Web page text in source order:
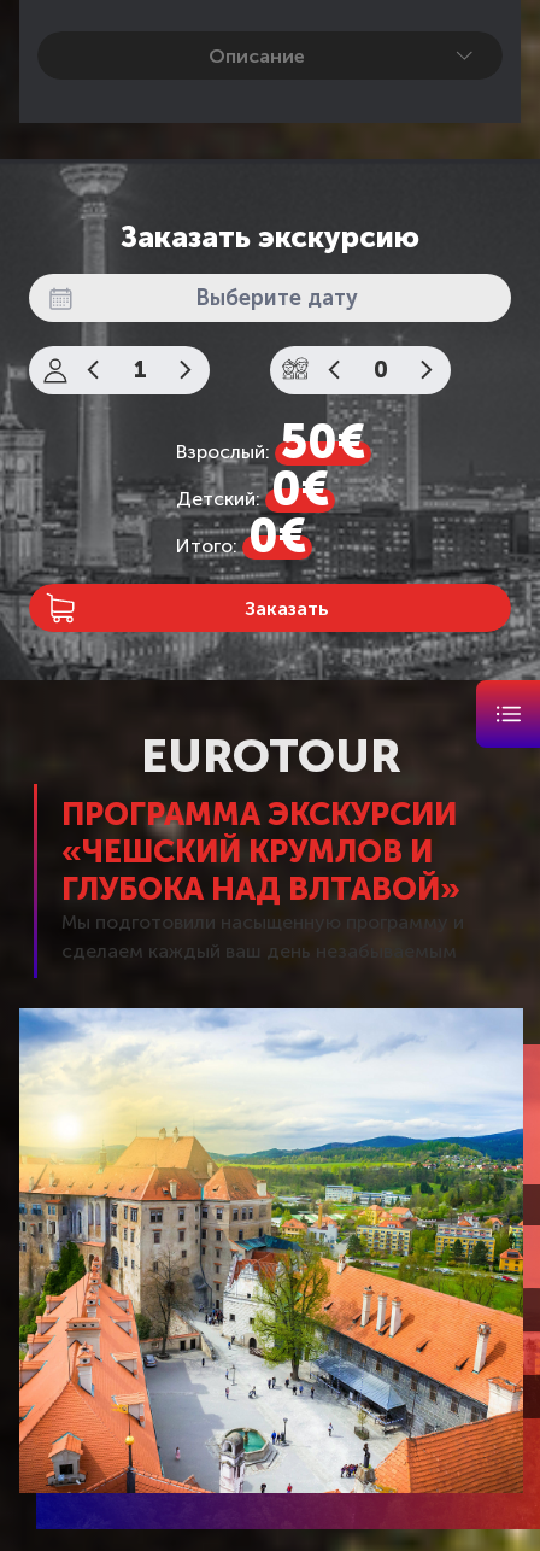
Описание
покоряет таинственными,
романтическими замками. Не оставляет
равнодушным ни одного посетившего его
туриста. Экскурсия в один из красивейших
замков Чехии - Глубока над Влтавой, который
славится изяществом своих интерьеров эпохи
Возрождения, станет для Вас настоящим
открытием. А маленький городок Чешский
напоминающий застывшую каменную
сказку, раскинется как драгоценная жемчужина в
долине на истоках Влтавы, окруженной
массивом Бланского леса.
одним из наиболее
выдающихся туристических объектов Центральной
Европы. А с 1992 года этот город включен в перечень
всемирного наследия ЮНЕСКО.
Заказать экскурсию
Взрослый: 50€
Детский: 0€
Итого: 0€
Заказать
EUROTOUR
ПРОГРАММА ЭКСКУРСИИ
«ЧЕШСКИЙ КРУМЛОВ И
ГЛУБОКА НАД ВЛТАВОЙ»
Мы подготовили насыщенную программу и
сделаем каждый ваш день незабываемым